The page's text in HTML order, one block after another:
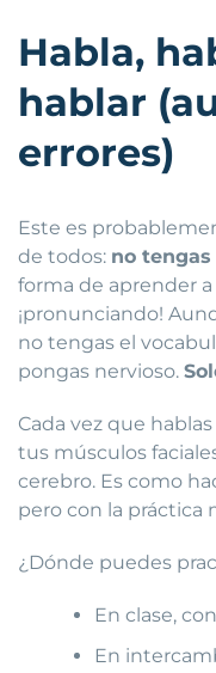
Habla,
hablar
errores)
Este es
de todos: no
forma de aprender
¡pronunciando!
no tengas el
pongas nervioso.
Cada vez que
tus músculos
cerebro. Es como
pero con la práctica
¿Dónde puedes
En clase,
En